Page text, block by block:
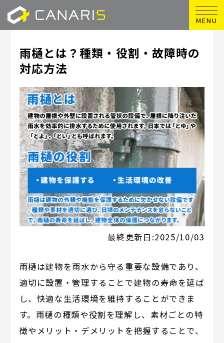
MENU
雨樋とは？種類・役割・故障時の
対応方法
最終更新日:2025/10/03
雨樋は建物を雨水から守る重要な設備であり、
適切に設置・管理することで建物の寿命を延ば
し、快適な生活環境を維持することができま
す。雨樋の種類や役割を理解し、素材ごとの特
徴やメリット・デメリットを把握することで、